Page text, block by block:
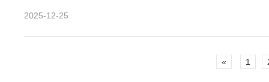
2025-12-25
« 1